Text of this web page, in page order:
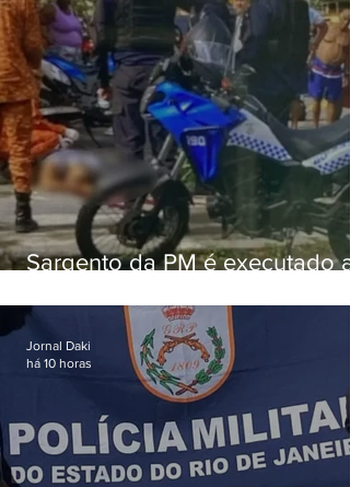
Sargento da PM é executado a
em Vaz Lobo
Jornal Daki
há 10 horas